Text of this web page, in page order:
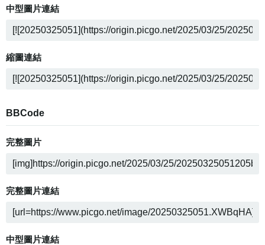
中型圖片連結
縮圖連結
BBCode
完整圖片
完整圖片連結
中型圖片連結